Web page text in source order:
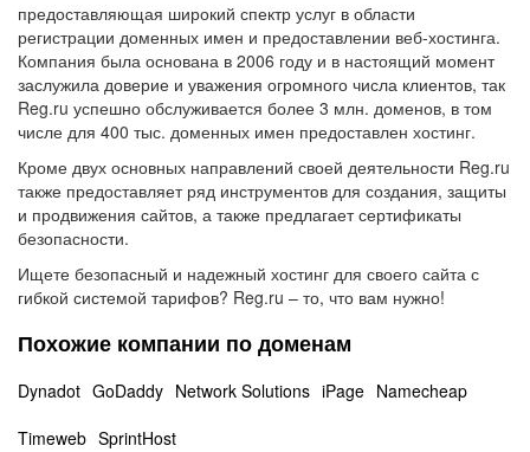
предоставляющая широкий спектр услуг в области
регистрации доменных имен и предоставлении веб-хостинга.
Компания была основана в 2006 году и в настоящий момент
заслужила доверие и уважения огромного числа клиентов, так
Reg.ru успешно обслуживается более 3 млн. доменов, в том
числе для 400 тыс. доменных имен предоставлен хостинг.
Кроме двух основных направлений своей деятельности Reg.ru
также предоставляет ряд инструментов для создания, защиты
и продвижения сайтов, а также предлагает сертификаты
безопасности.
Ищете безопасный и надежный хостинг для своего сайта с
гибкой системой тарифов? Reg.ru – то, что вам нужно!
Похожие компании по доменам
Dynadot GoDaddy Network Solutions iPage Namecheap
Timeweb SprintHost